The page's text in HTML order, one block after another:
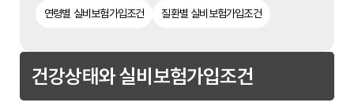
연령별 실비보험가입조건 질환별 실비보험가입조건
건강상태와 실비보험가입조건